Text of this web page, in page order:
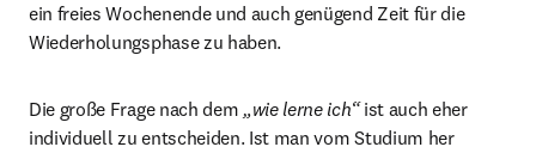
ein freies Wochenende und auch genügend Zeit für die
Wiederholungsphase zu haben.
Die große Frage nach dem „wie lerne ich“ ist auch eher
individuell zu entscheiden. Ist man vom Studium her